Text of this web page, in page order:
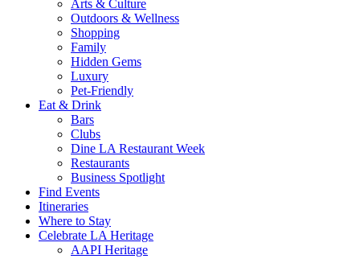
Arts & Culture
Outdoors & Wellness
Shopping
Family
Hidden Gems
Luxury
Pet-Friendly
Eat & Drink
Bars
Clubs
Dine LA Restaurant Week
Restaurants
Business Spotlight
Find Events
Itineraries
Where to Stay
Celebrate LA Heritage
AAPI Heritage